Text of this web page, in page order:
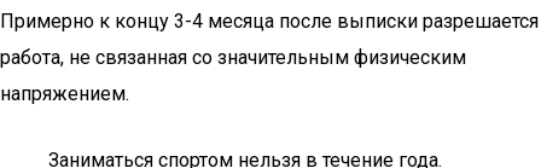
Примерно к концу 3-4 месяца после выписки разрешается
работа, не связанная со значительным физическим
напряжением.
Заниматься спортом нельзя в течение года.